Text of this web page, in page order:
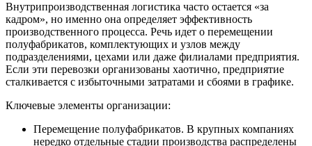
Внутрипроизводственная логистика часто остается «за
кадром», но именно она определяет эффективность
производственного процесса. Речь идет о перемещении
полуфабрикатов, комплектующих и узлов между
подразделениями, цехами или даже филиалами предприятия.
Если эти перевозки организованы хаотично, предприятие
сталкивается с избыточными затратами и сбоями в графике.
Ключевые элементы организации:
Перемещение полуфабрикатов. В крупных компаниях
нередко отдельные стадии производства распределены